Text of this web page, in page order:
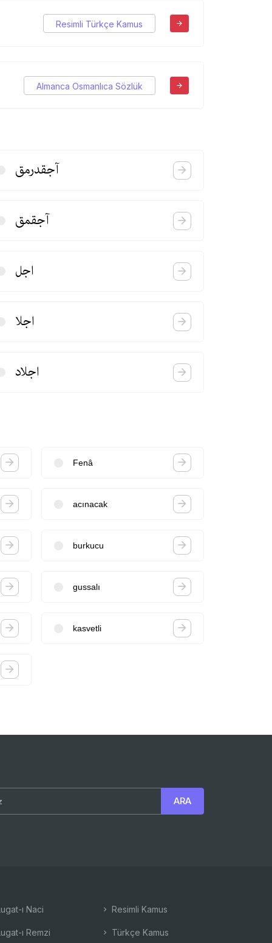
Resimli Türkçe Kamus
Almanca Osmanlıca Sözlük
آجقدرمق
آجقمق
اجل
اجلا
اجلاد
Fenâ
acınacak
burkucu
gussalı
kasvetli
ı Naci
ı Remzi
Resimli Kamus
Türkçe Kamus